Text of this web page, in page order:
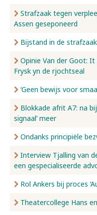
Strafzaak tegen
Assen geseponeerd
Bijstand in de
Opinie Van der Goot:
Frysk yn de rjochtseal
‘Geen bewijs voor
Blokkade afrit A7: na
signaal’ meer
Ondanks principiële
Interview Tjalling van
een gespecialiseerde
Rol Ankers bij proces
Theatercollege Hans